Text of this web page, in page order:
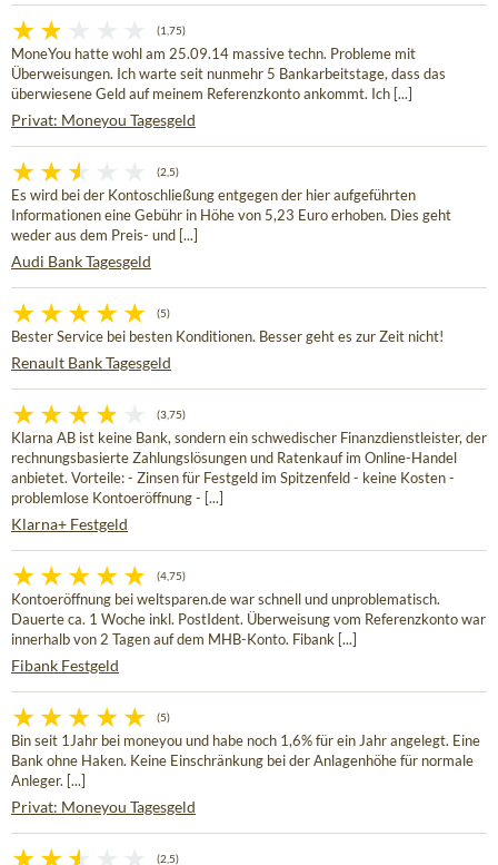
(1,75)
MoneYou hatte wohl am 25.09.14 massive techn. Probleme mit
Überweisungen. Ich warte seit nunmehr 5 Bankarbeitstage, dass das
überwiesene Geld auf meinem Referenzkonto ankommt. Ich [...]
Privat: Moneyou Tagesgeld
(2,5)
Es wird bei der Kontoschließung entgegen der hier aufgeführten
Informationen eine Gebühr in Höhe von 5,23 Euro erhoben. Dies geht
weder aus dem Preis- und [...]
Audi Bank Tagesgeld
(5)
Bester Service bei besten Konditionen. Besser geht es zur Zeit nicht!
Renault Bank Tagesgeld
(3,75)
Klarna AB ist keine Bank, sondern ein schwedischer Finanzdienstleister, der
rechnungsbasierte Zahlungslösungen und Ratenkauf im Online-Handel
anbietet. Vorteile: - Zinsen für Festgeld im Spitzenfeld - keine Kosten -
problemlose Kontoeröffnung - [...]
Klarna+ Festgeld
(4,75)
Kontoeröffnung bei weltsparen.de war schnell und unproblematisch.
Dauerte ca. 1 Woche inkl. PostIdent. Überweisung vom Referenzkonto war
innerhalb von 2 Tagen auf dem MHB-Konto. Fibank [...]
Fibank Festgeld
(5)
Bin seit 1Jahr bei moneyou und habe noch 1,6% für ein Jahr angelegt. Eine
Bank ohne Haken. Keine Einschränkung bei der Anlagenhöhe für normale
Anleger. [...]
Privat: Moneyou Tagesgeld
(2,5)